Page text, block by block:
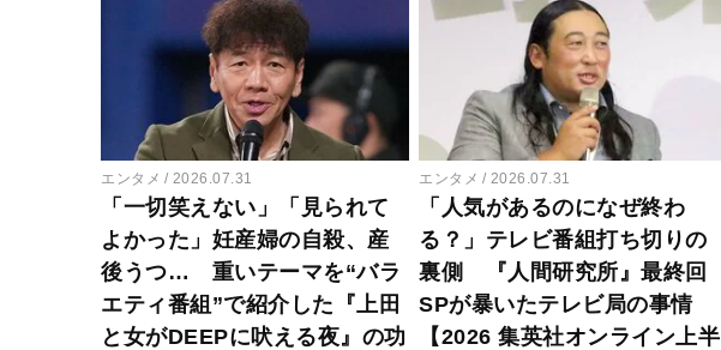
エンタメ 2026.07.31
「一切笑えない」「見られて
よかった」妊産婦の自殺、産
後うつ… 重いテーマを“バラ
エティ番組”で紹介した『上田
と女がDEEPに吠える夜』の功
エンタメ 2026.07.31
「人気があるのになぜ終わ
る？」テレビ番組打ち切りの
裏側 『人間研究所』最終回
SPが暴いたテレビ局の事情
【2026 集英社オンライン上半